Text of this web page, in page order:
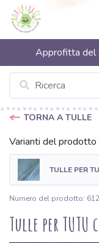
Approfitta del
TORNA A TULLE
Varianti del prodotto
TULLE PER
Numero del prodotto:
Tulle per TUTU